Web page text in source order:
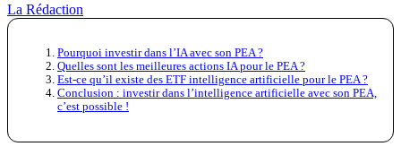
La Rédaction
Pourquoi investir dans l’IA avec son PEA ?
Quelles sont les meilleures actions IA pour le PEA ?
Est-ce qu’il existe des ETF intelligence artificielle pour le PEA ?
Conclusion : investir dans l’intelligence artificielle avec son PEA,
c’est possible !